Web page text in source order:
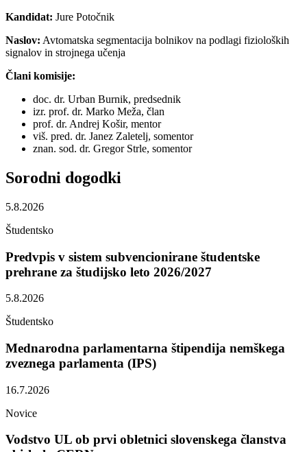
Kandidat: Jure Potočnik
Naslov: Avtomatska segmentacija bolnikov na podlagi fizioloških
signalov in strojnega učenja
Člani komisije:
doc. dr. Urban Burnik, predsednik
izr. prof. dr. Marko Meža, član
prof. dr. Andrej Košir, mentor
viš. pred. dr. Janez Zaletelj, somentor
znan. sod. dr. Gregor Strle, somentor
Sorodni dogodki
5.8.2026
Študentsko
Predvpis v sistem subvencionirane študentske
prehrane za študijsko leto 2026/2027
5.8.2026
Študentsko
Mednarodna parlamentarna štipendija nemškega
zveznega parlamenta (IPS)
16.7.2026
Novice
Vodstvo UL ob prvi obletnici slovenskega članstva